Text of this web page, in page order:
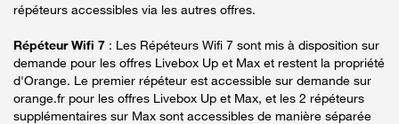
répéteurs accessibles via les autres offres.
Répéteur Wifi 7 : Les Répéteurs Wifi 7 sont mis à disposition sur
demande pour les offres Livebox Up et Max et restent la propriété
d'Orange. Le premier répéteur est accessible sur demande sur
orange.fr pour les offres Livebox Up et Max, et les 2 répéteurs
supplémentaires sur Max sont accessibles de manière séparée